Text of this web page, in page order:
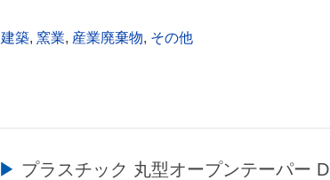
建築, 窯業, 産業廃棄物, その他
▶︎ プラスチック 丸型オープンテーパー